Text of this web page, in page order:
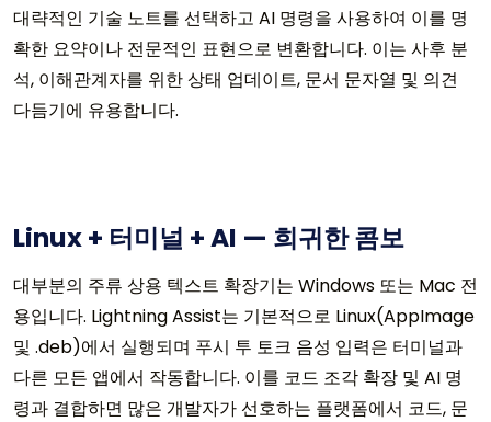
대략적인 기술 노트를 선택하고 AI 명령을 사용하여 이를 명
확한 요약이나 전문적인 표현으로 변환합니다. 이는 사후 분
석, 이해관계자를 위한 상태 업데이트, 문서 문자열 및 의견
다듬기에 유용합니다.
Linux + 터미널 + AI — 희귀한 콤보
대부분의 주류 상용 텍스트 확장기는 Windows 또는 Mac 전
용입니다. Lightning Assist는 기본적으로 Linux(AppImage
및 .deb)에서 실행되며 푸시 투 토크 음성 입력은 터미널과
다른 모든 앱에서 작동합니다. 이를 코드 조각 확장 및 AI 명
령과 결합하면 많은 개발자가 선호하는 플랫폼에서 코드, 문